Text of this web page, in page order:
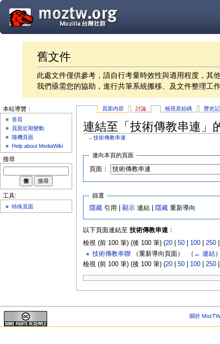
舊文件
此處文件僅供參考，請自行考量時效性與適用程度，其
我們亟需您的協助，進行共筆系統搬移、及文件整理工
頁面內容 討論 檢視原始碼 歷史
連結至「技術傳教串連」
←技術傳教串連
連向本頁的頁面
頁面：
篩選
隱藏 引用 |顯示 連結 | 隱藏 重新導向
以下頁面連結至 技術傳教串連：
檢視 (前 100 筆) (後 100 筆) (20| 50| 100| 250
技術傳教串聯（重新導向頁面） ‎ （ ← 連結
檢視 (前 100 筆) (後 100 筆) (20| 50| 100| 250
本站導覽：
首頁
頁面近期變動
隨機頁面
Help about MediaWiki
搜尋
工具:
特殊頁面
關於